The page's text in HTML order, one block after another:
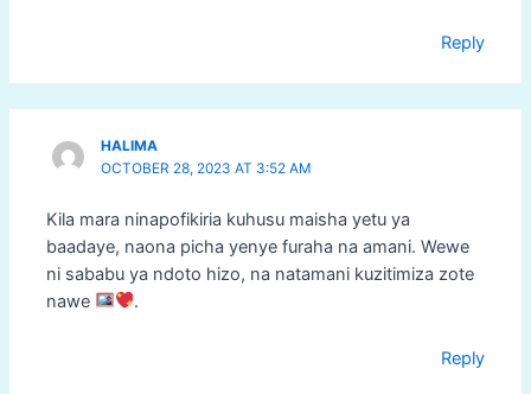
Reply
HALIMA
OCTOBER 28, 2023 AT 3:52 AM
Kila mara ninapofikiria kuhusu maisha yetu ya
baadaye, naona picha yenye furaha na amani. Wewe
ni sababu ya ndoto hizo, na natamani kuzitimiza zote
nawe
.
Reply